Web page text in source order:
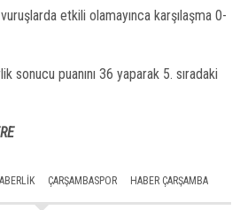
etkili olamayınca karşılaşma 0-
sonucu puanını 36 yaparak 5. sıradaki
ÇARŞAMBASPOR HABER ÇARŞAMBA